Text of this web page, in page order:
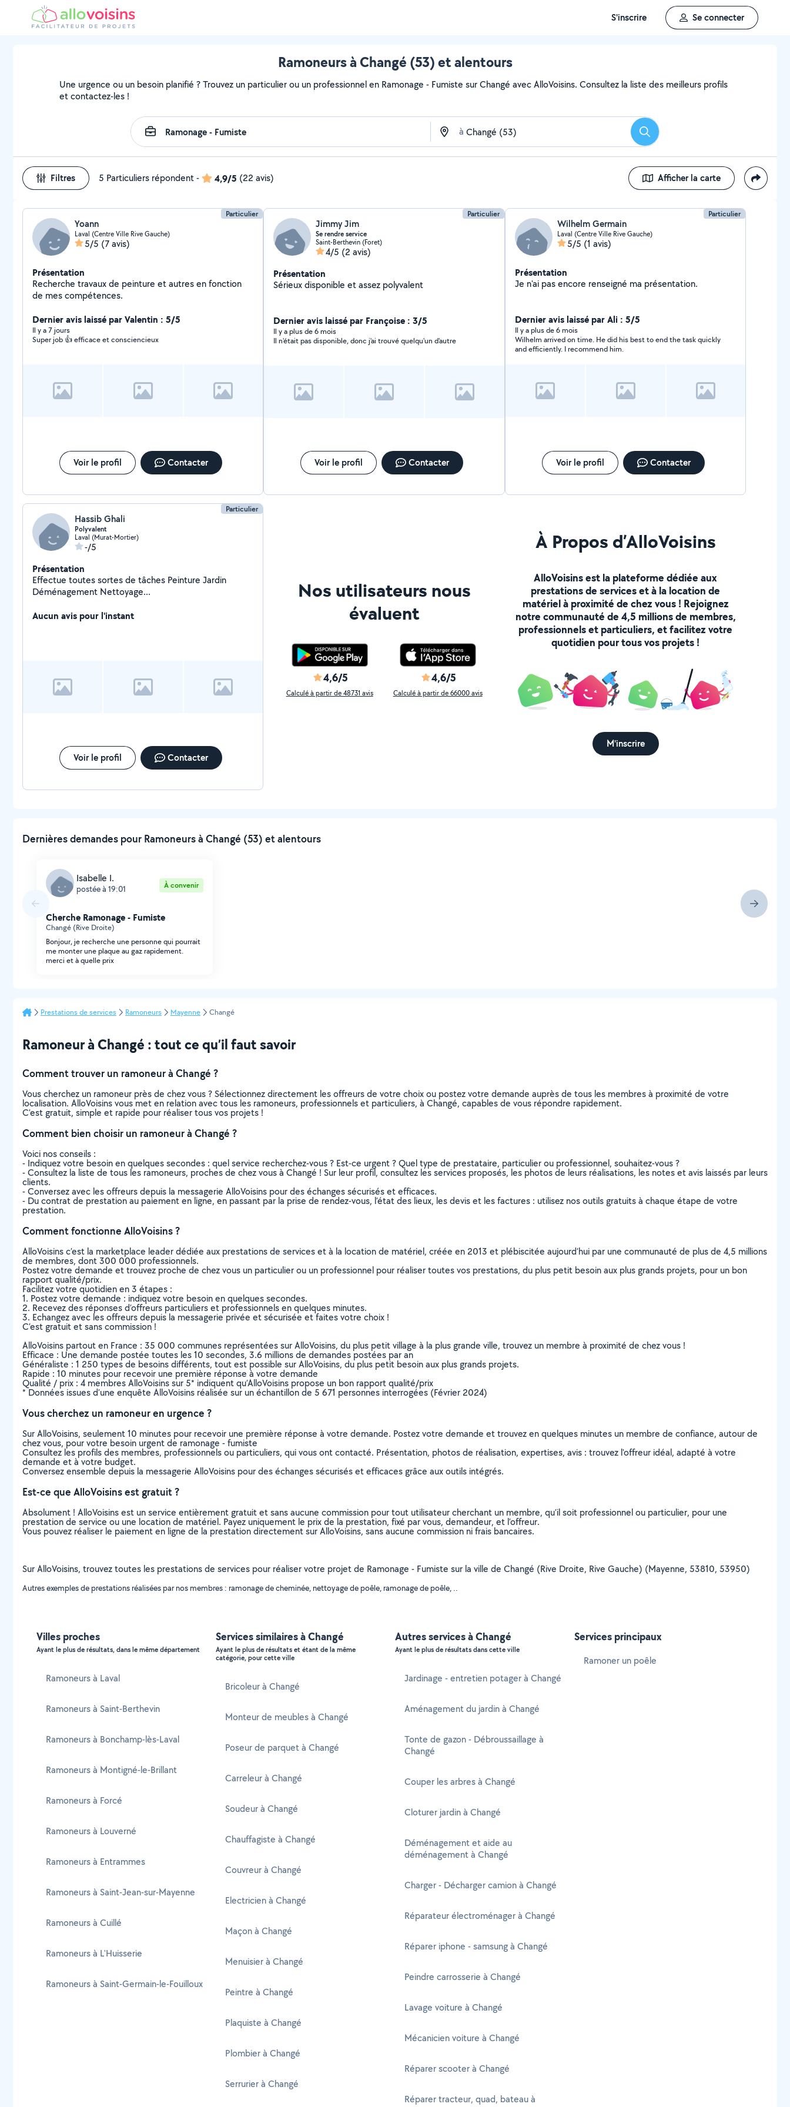
S'inscrire Se connecter
Ramoneurs à Changé (53) et alentours
Une urgence ou un besoin planifié ? Trouvez un particulier ou un professionnel en Ramonage - Fumiste sur Changé avec AlloVoisins. Consultez la liste des meilleurs profils
et contactez-les !
à Rechercher
Filtres 5 Particuliers répondent- 4,9/5 (22 avis) Afficher la carte
Particulier
Yoann
Laval (Centre Ville Rive Gauche)
5/5 (7 avis)
Présentation
Recherche travaux de peinture et autres en fonction
de mes compétences.
Dernier avis laissé par Valentin : 5/5
Il y a 7 jours
Super job 👍 efficace et consciencieux
Voir le profil Contacter
Particulier
Jimmy Jim
Se rendre service
Saint-Berthevin (Foret)
4/5 (2 avis)
Présentation
Sérieux disponible et assez polyvalent
Dernier avis laissé par Françoise : 3/5
Il y a plus de 6 mois
Il n'était pas disponible, donc j'ai trouvé quelqu'un d'autre
Voir le profil Contacter
Particulier
Wilhelm Germain
Laval (Centre Ville Rive Gauche)
5/5 (1 avis)
Présentation
Je n'ai pas encore renseigné ma présentation.
Dernier avis laissé par Ali : 5/5
Il y a plus de 6 mois
Wilhelm arrived on time. He did his best to end the task quickly
and efficiently. I recommend him.
Voir le profil Contacter
Particulier
Hassib Ghali
Polyvalent
Laval (Murat-Mortier)
-/5
Présentation
Effectue toutes sortes de tâches Peinture Jardin
Déménagement Nettoyage...
Aucun avis pour l'instant
Voir le profil Contacter
Nos utilisateurs nous
évaluent
4,6/5
Calculé à partir de 48731 avis
4,6/5
Calculé à partir de 66000 avis
À Propos d’AlloVoisins
AlloVoisins est la plateforme dédiée aux
prestations de services et à la location de
matériel à proximité de chez vous ! Rejoignez
notre communauté de 4,5 millions de membres,
professionnels et particuliers, et facilitez votre
quotidien pour tous vos projets !
M'inscrire
Dernières demandes pour Ramoneurs à Changé (53) et alentours
Isabelle I.
postée à 19:01 À convenir
Cherche Ramonage - Fumiste
Changé (Rive Droite)
Bonjour, je recherche une personne qui pourrait
me monter une plaque au gaz rapidement.
merci et à quelle prix
Prestations de services Ramoneurs Mayenne Changé
Ramoneur à Changé : tout ce qu’il faut savoir
Comment trouver un ramoneur à Changé ?
Vous cherchez un ramoneur près de chez vous ? Sélectionnez directement les offreurs de votre choix ou postez votre demande auprès de tous les membres à proximité de votre
localisation. AlloVoisins vous met en relation avec tous les ramoneurs, professionnels et particuliers, à Changé, capables de vous répondre rapidement.
C’est gratuit, simple et rapide pour réaliser tous vos projets !
Comment bien choisir un ramoneur à Changé ?
Voici nos conseils :
- Indiquez votre besoin en quelques secondes : quel service recherchez-vous ? Est-ce urgent ? Quel type de prestataire, particulier ou professionnel, souhaitez-vous ?
- Consultez la liste de tous les ramoneurs, proches de chez vous à Changé ! Sur leur profil, consultez les services proposés, les photos de leurs réalisations, les notes et avis laissés par leurs
clients.
- Conversez avec les offreurs depuis la messagerie AlloVoisins pour des échanges sécurisés et efficaces.
- Du contrat de prestation au paiement en ligne, en passant par la prise de rendez-vous, l’état des lieux, les devis et les factures : utilisez nos outils gratuits à chaque étape de votre
prestation.
Comment fonctionne AlloVoisins ?
AlloVoisins c’est la marketplace leader dédiée aux prestations de services et à la location de matériel, créée en 2013 et plébiscitée aujourd’hui par une communauté de plus de 4,5 millions
de membres, dont 300 000 professionnels.
Postez votre demande et trouvez proche de chez vous un particulier ou un professionnel pour réaliser toutes vos prestations, du plus petit besoin aux plus grands projets, pour un bon
rapport qualité/prix.
Facilitez votre quotidien en 3 étapes :
1. Postez votre demande : indiquez votre besoin en quelques secondes.
2. Recevez des réponses d’offreurs particuliers et professionnels en quelques minutes.
3. Echangez avec les offreurs depuis la messagerie privée et sécurisée et faites votre choix !
C’est gratuit et sans commission !
AlloVoisins partout en France : 35 000 communes représentées sur AlloVoisins, du plus petit village à la plus grande ville, trouvez un membre à proximité de chez vous !
Efficace : Une demande postée toutes les 10 secondes, 3.6 millions de demandes postées par an
Généraliste : 1 250 types de besoins différents, tout est possible sur AlloVoisins, du plus petit besoin aux plus grands projets.
Rapide : 10 minutes pour recevoir une première réponse à votre demande
Qualité / prix : 4 membres AlloVoisins sur 5* indiquent qu’AlloVoisins propose un bon rapport qualité/prix
* Données issues d’une enquête AlloVoisins réalisée sur un échantillon de 5 671 personnes interrogées (Février 2024)
Vous cherchez un ramoneur en urgence ?
Sur AlloVoisins, seulement 10 minutes pour recevoir une première réponse à votre demande. Postez votre demande et trouvez en quelques minutes un membre de confiance, autour de
chez vous, pour votre besoin urgent de ramonage - fumiste
Consultez les profils des membres, professionnels ou particuliers, qui vous ont contacté. Présentation, photos de réalisation, expertises, avis : trouvez l'offreur idéal, adapté à votre
demande et à votre budget.
Conversez ensemble depuis la messagerie AlloVoisins pour des échanges sécurisés et efficaces grâce aux outils intégrés.
Est-ce que AlloVoisins est gratuit ?
Absolument ! AlloVoisins est un service entièrement gratuit et sans aucune commission pour tout utilisateur cherchant un membre, qu’il soit professionnel ou particulier, pour une
prestation de service ou une location de matériel. Payez uniquement le prix de la prestation, fixé par vous, demandeur, et l’offreur.
Vous pouvez réaliser le paiement en ligne de la prestation directement sur AlloVoisins, sans aucune commission ni frais bancaires.
Sur AlloVoisins, trouvez toutes les prestations de services pour réaliser votre projet de Ramonage - Fumiste sur la ville de Changé (Rive Droite, Rive Gauche) (Mayenne, 53810, 53950)
Autres exemples de prestations réalisées par nos membres : ramonage de cheminée, nettoyage de poêle, ramonage de poêle, ..
Villes proches
Ayant le plus de résultats, dans le même département
Ramoneurs à Laval
Ramoneurs à Saint-Berthevin
Ramoneurs à Bonchamp-lès-Laval
Ramoneurs à Montigné-le-Brillant
Ramoneurs à Forcé
Ramoneurs à Louverné
Ramoneurs à Entrammes
Ramoneurs à Saint-Jean-sur-Mayenne
Ramoneurs à Cuillé
Ramoneurs à L'Huisserie
Ramoneurs à Saint-Germain-le-Fouilloux
Services similaires à Changé
Ayant le plus de résultats et étant de la même
catégorie, pour cette ville
Bricoleur à Changé
Monteur de meubles à Changé
Poseur de parquet à Changé
Carreleur à Changé
Soudeur à Changé
Chauffagiste à Changé
Couvreur à Changé
Electricien à Changé
Maçon à Changé
Menuisier à Changé
Peintre à Changé
Plaquiste à Changé
Plombier à Changé
Serrurier à Changé
Autres services à Changé
Ayant le plus de résultats dans cette ville
Jardinage - entretien potager à Changé
Aménagement du jardin à Changé
Tonte de gazon - Débroussaillage à
Changé
Couper les arbres à Changé
Cloturer jardin à Changé
Déménagement et aide au
déménagement à Changé
Charger - Décharger camion à Changé
Réparateur électroménager à Changé
Réparer iphone - samsung à Changé
Peindre carrosserie à Changé
Lavage voiture à Changé
Mécanicien voiture à Changé
Réparer scooter à Changé
Réparer tracteur, quad, bateau à
Services principaux
Ramoner un poêle